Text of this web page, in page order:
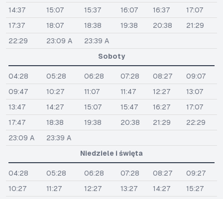
14:37
15:07 15:37 16:07 16:37
17:07
17:37
18:07 18:38 19:38 20:38
21:29
22:29
23:09 A
23:39 A
Soboty
04:28 05:28 06:28 07:28 08:27
09:07
09:47
10:27 11:07 11:47 12:27
13:07
13:47
14:27 15:07 15:47 16:27
17:07
17:47
18:38 19:38 20:38 21:29
22:29
23:09 A
23:39 A
Niedziele i święta
04:28 05:28 06:28 07:28 08:27
09:27
10:27
11:27 12:27 13:27 14:27
15:27